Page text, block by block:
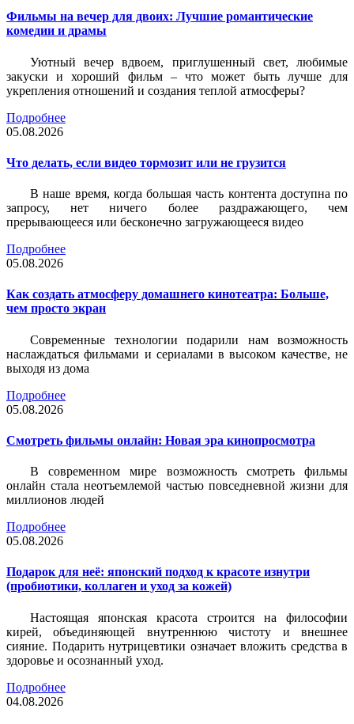
Фильмы на вечер для двоих: Лучшие романтические
комедии и драмы
Уютный вечер вдвоем, приглушенный свет, любимые
закуски и хороший фильм – что может быть лучше для
укрепления отношений и создания теплой атмосферы?
Подробнее
05.08.2026
Что делать, если видео тормозит или не грузится
В наше время, когда большая часть контента доступна по
запросу, нет ничего более раздражающего, чем
прерывающееся или бесконечно загружающееся видео
Подробнее
05.08.2026
Как создать атмосферу домашнего кинотеатра: Больше,
чем просто экран
Современные технологии подарили нам возможность
наслаждаться фильмами и сериалами в высоком качестве, не
выходя из дома
Подробнее
05.08.2026
Смотреть фильмы онлайн: Новая эра кинопросмотра
В современном мире возможность смотреть фильмы
онлайн стала неотъемлемой частью повседневной жизни для
миллионов людей
Подробнее
05.08.2026
Подарок для неё: японский подход к красоте изнутри
(пробиотики, коллаген и уход за кожей)
Настоящая японская красота строится на философии
кирей, объединяющей внутреннюю чистоту и внешнее
сияние. Подарить нутрицевтики означает вложить средства в
здоровье и осознанный уход.
Подробнее
04.08.2026